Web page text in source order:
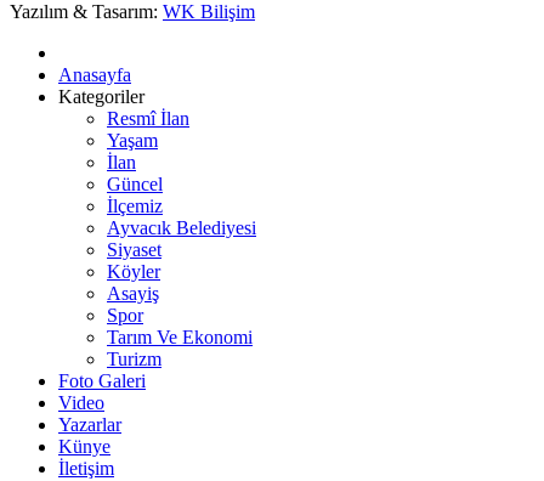
Yazılım & Tasarım: WK Bilişim
Anasayfa
Kategoriler
Resmî İlan
Yaşam
İlan
Güncel
İlçemiz
Ayvacık Belediyesi
Siyaset
Köyler
Asayiş
Spor
Tarım Ve Ekonomi
Turizm
Foto Galeri
Video
Yazarlar
Künye
İletişim